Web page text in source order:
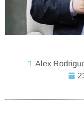
Alex